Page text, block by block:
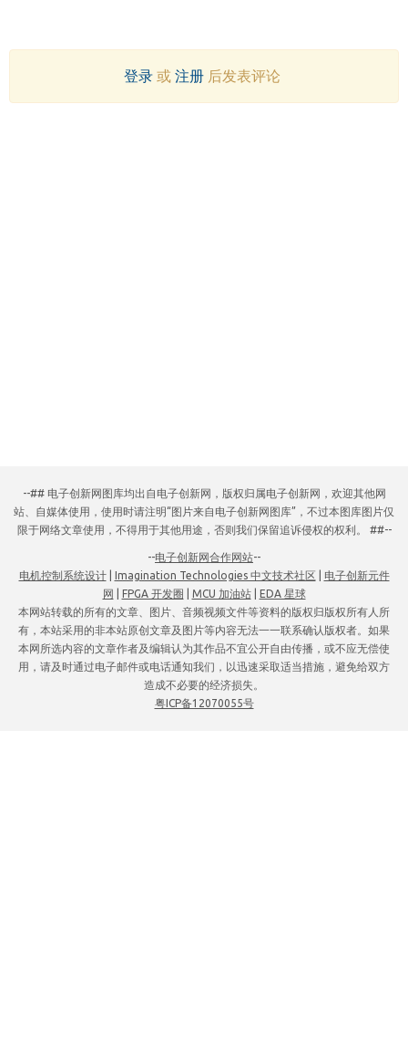
登录或 注册后发表评论
--## 电子创新网图库均出自电子创新网，版权归属电子创新网，欢迎其他网
站、自媒体使用，使用时请注明“图片来自电子创新网图库”，不过本图库图片仅
限于网络文章使用，不得用于其他用途，否则我们保留追诉侵权的权利。 ##--
--电子创新网合作网站--
电机控制系统设计| Imagination Technologies 中文技术社区
电子创新元件
网
FPGA 开发圈 MCU 加油站| EDA 星球
本网站转载的所有的文章、图片、音频视频文件等资料的版权归版权所有人所
有，本站采用的非本站原创文章及图片等内容无法一一联系确认版权者。如果
本网所选内容的文章作者及编辑认为其作品不宜公开自由传播，或不应无偿使
用，请及时通过电子邮件或电话通知我们，以迅速采取适当措施，避免给双方
造成不必要的经济损失。
粤ICP备12070055号